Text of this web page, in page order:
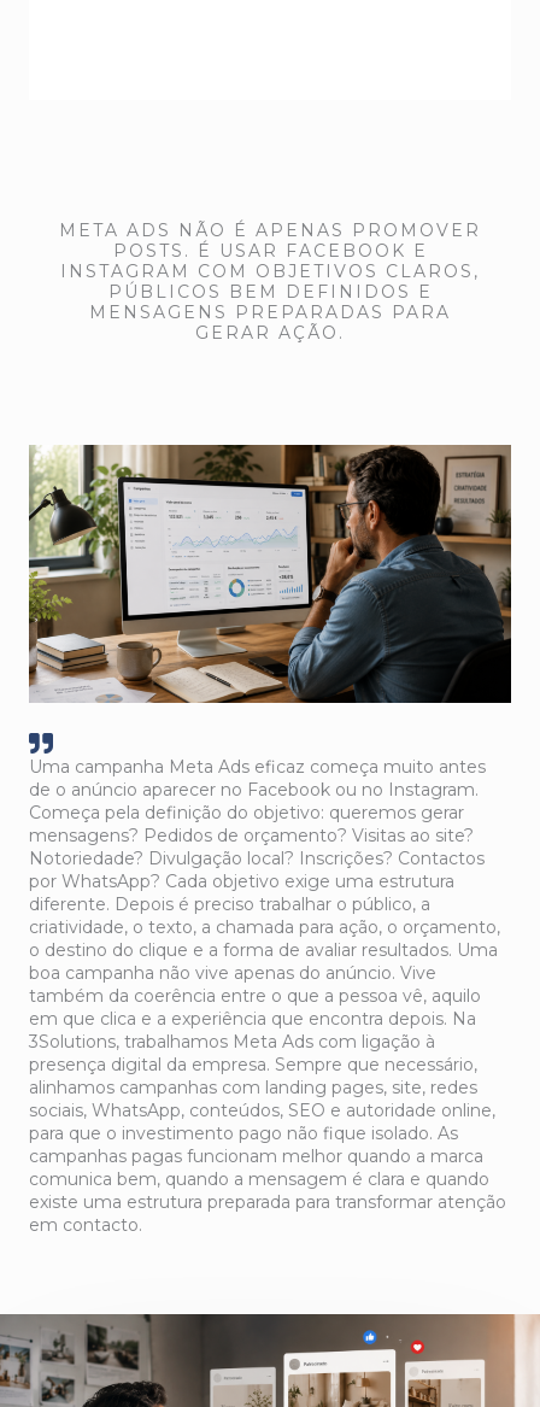
META ADS NÃO É APENAS PROMOVER
POSTS. É USAR FACEBOOK E
INSTAGRAM COM OBJETIVOS CLAROS,
PÚBLICOS BEM DEFINIDOS E
MENSAGENS PREPARADAS PARA
GERAR AÇÃO.
Uma campanha Meta Ads eficaz começa muito antes
de o anúncio aparecer no Facebook ou no Instagram.
Começa pela definição do objetivo: queremos gerar
mensagens? Pedidos de orçamento? Visitas ao site?
Notoriedade? Divulgação local? Inscrições? Contactos
por WhatsApp? Cada objetivo exige uma estrutura
diferente. Depois é preciso trabalhar o público, a
criatividade, o texto, a chamada para ação, o orçamento,
o destino do clique e a forma de avaliar resultados. Uma
boa campanha não vive apenas do anúncio. Vive
também da coerência entre o que a pessoa vê, aquilo
em que clica e a experiência que encontra depois. Na
3Solutions, trabalhamos Meta Ads com ligação à
presença digital da empresa. Sempre que necessário,
alinhamos campanhas com landing pages, site, redes
sociais, WhatsApp, conteúdos, SEO e autoridade online,
para que o investimento pago não fique isolado. As
campanhas pagas funcionam melhor quando a marca
comunica bem, quando a mensagem é clara e quando
existe uma estrutura preparada para transformar atenção
em contacto.